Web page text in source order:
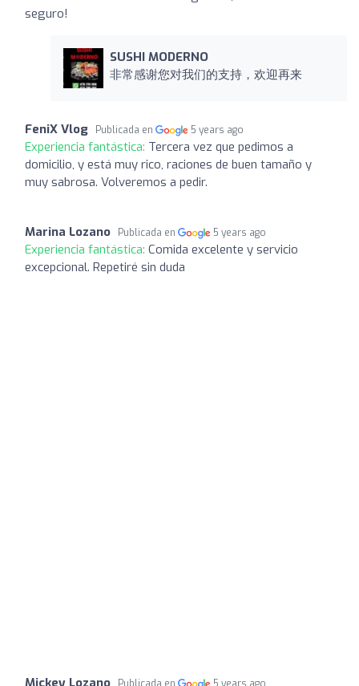
seguro!
SUSHI MODERNO
非常感谢您对我们的支持，欢迎再来
FeniX Vlog Publicada en 5 years ago
Experiencia fantástica: Tercera vez que pedimos a
domicilio, y está muy rico, raciones de buen tamaño y
muy sabrosa. Volveremos a pedir.
Marina Lozano Publicada en 5 years ago
Experiencia fantástica: Comida excelente y servicio
excepcional. Repetiré sin duda
Mickey Lozano